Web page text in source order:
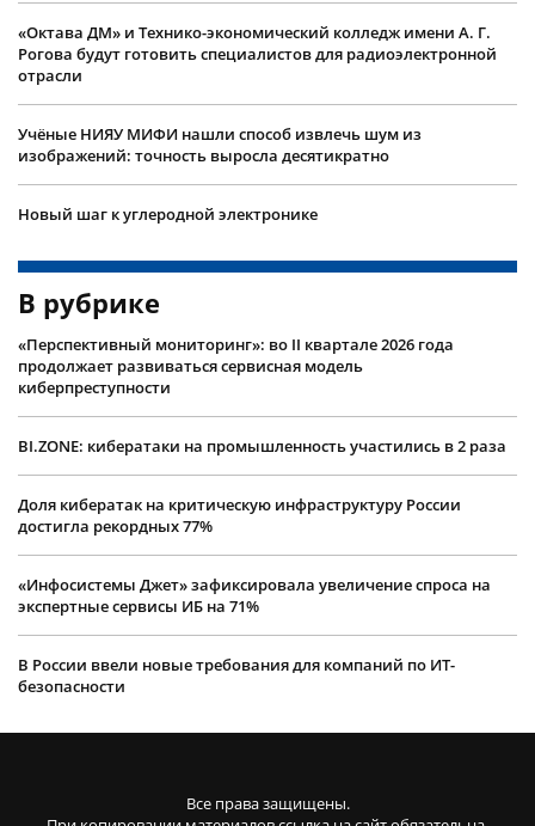
«Октава ДМ» и Технико-экономический колледж имени А. Г.
Рогова будут готовить специалистов для радиоэлектронной
отрасли
Учëные НИЯУ МИФИ нашли способ извлечь шум из
изображений: точность выросла десятикратно
Новый шаг к углеродной электронике
В рубрике
«Перспективный мониторинг»: во II квартале 2026 года
продолжает развиваться сервисная модель
киберпреступности
BI.ZONE: кибератаки на промышленность участились в 2 раза
Доля кибератак на критическую инфраструктуру России
достигла рекордных 77%
«Инфосистемы Джет» зафиксировала увеличение спроса на
экспертные сервисы ИБ на 71%
В России ввели новые требования для компаний по ИТ-
безопасности
Все права защищены.